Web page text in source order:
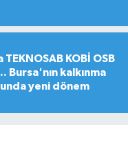
TEKNOSAB KOBİ OSB
Bursa'nın kalkınma
yeni dönem